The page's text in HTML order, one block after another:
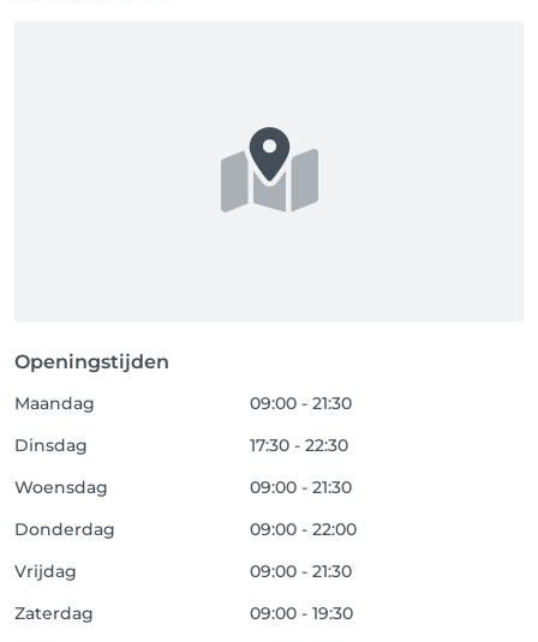
Openingstijden
Maandag
09:00 - 21:30
Dinsdag
17:30 - 22:30
Woensdag
09:00 - 21:30
Donderdag
09:00 - 22:00
Vrijdag
09:00 - 21:30
Zaterdag
09:00 - 19:30